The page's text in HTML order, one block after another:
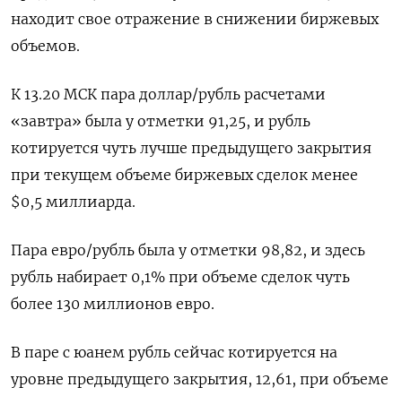
находит свое отражение в снижении биржевых
объемов.
К 13.20 МСК пара доллар/рубль расчетами
«завтра» была у отметки 91,25, и рубль
котируется чуть лучше предыдущего закрытия
при текущем объеме биржевых сделок менее
$0,5 миллиарда.
Пара евро/рубль была у отметки 98,82, и здесь
рубль набирает 0,1% при объеме сделок чуть
более 130 миллионов евро.
В паре с юанем рубль сейчас котируется на
уровне предыдущего закрытия, 12,61, при объеме